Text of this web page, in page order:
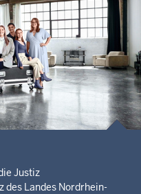
Justiz
des Landes Nordrhein-